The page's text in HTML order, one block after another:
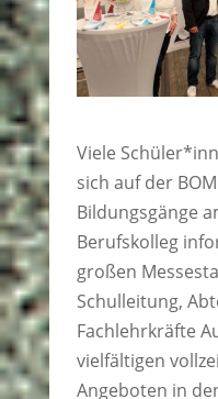
Viele
sich auf der
Bildungsgänge
Berufskolleg
großen
Schulleitung,
Fachlehrkräfte
vielfältigen
Angeboten in